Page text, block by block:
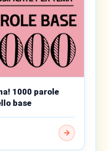
1000 parole
base